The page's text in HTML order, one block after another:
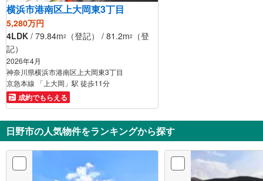
横浜市港南区上大岡東3丁目
5,280万円
4LDK / 79.84m2 （登記） / 81.2m2
（登
記）
2026年4月
神奈川県横浜市港南区上大岡東3丁目
京急本線 「上大岡」駅 徒歩11分
成約でもらえる
日野市の人気物件をランキングから探す